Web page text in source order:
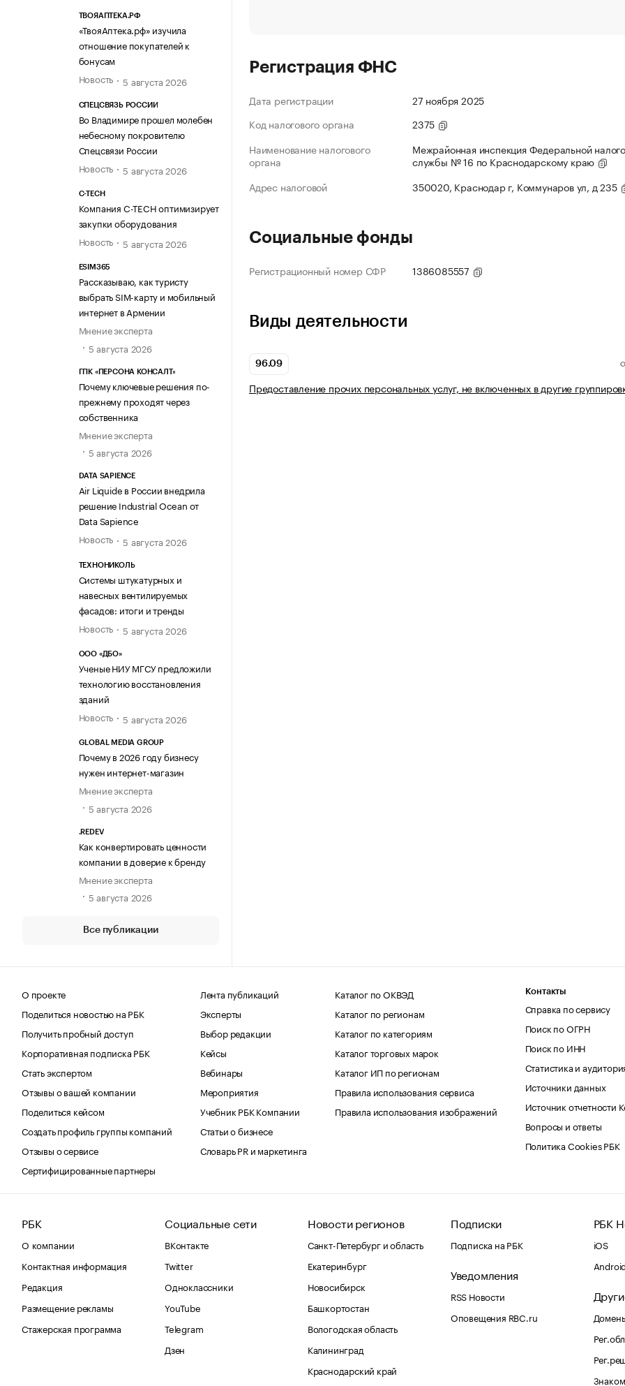
ТВОЯАПТЕКА.РФ
«ТвояАптека.рф» изучила
отношение покупателей к
бонусам
Новость
5 августа 2026
СПЕЦСВЯЗЬ РОССИИ
Во Владимире прошел молебен
небесному покровителю
Спецсвязи России
Новость
5 августа 2026
C-TECH
Компания C-TECH оптимизирует
закупки оборудования
Новость
5 августа 2026
ESIM365
Рассказываю, как туристу
выбрать SIM-карту и мобильный
интернет в Армении
Мнение эксперта
5 августа 2026
ГПК «ПЕРСОНА КОНСАЛТ»
Почему ключевые решения по-
прежнему проходят через
собственника
Мнение эксперта
5 августа 2026
DATA SAPIENCE
Air Liquide в России внедрила
решение Industrial Ocean от
Data Sapience
Новость
5 августа 2026
ТЕХНОНИКОЛЬ
Системы штукатурных и
навесных вентилируемых
фасадов: итоги и тренды
Новость
5 августа 2026
ООО «ДБО»
Ученые НИУ МГСУ предложили
технологию восстановления
зданий
Новость
5 августа 2026
GLOBAL MEDIA GROUP
Почему в 2026 году бизнесу
нужен интернет-магазин
Мнение эксперта
5 августа 2026
.REDEV
Как конвертировать ценности
компании в доверие к бренду
Мнение эксперта
5 августа 2026
Все публикации
Регистрация ФНС
Дата регистрации
27 ноября 2025
Код налогового органа
2375
Наименование налогового
органа
Межрайонная инспекция Федеральной
службы № 16 по Краснодарскому краю
Адрес налоговой
350020, Краснодар г, Коммунаров ул, д 235
Социальные фонды
Регистрационный номер СФР 1386085557
Виды деятельности
96.09
Предоставление прочих персональных услуг, не включенных в другие
О проекте
Поделиться новостью на РБК
Получить пробный доступ
Корпоративная подписка РБК
Стать экспертом
Отзывы о вашей компании
Поделиться кейсом
Создать профиль группы компаний
Отзывы о сервисе
Сертифицированные партнеры
Лента публикаций
Эксперты
Выбор редакции
Кейсы
Вебинары
Мероприятия
Учебник РБК Компании
Статьи о бизнесе
Словарь PR и маркетинга
Каталог по ОКВЭД
Каталог по регионам
Каталог по категориям
Каталог торговых марок
Каталог ИП по регионам
Правила использования сервиса
Правила использования изображений
Контакты
Справка по сервису
Поиск по ОГРН
Поиск по ИНН
Статистика и
Источники данных
Источник отчетности
Вопросы и ответы
Политика Cookies РБК
РБК
О компании
Контактная информация
Редакция
Размещение рекламы
Стажерская программа
Социальные сети
ВКонтакте
Twitter
Одноклассники
YouTube
Telegram
Дзен
Новости регионов
Санкт-Петербург и область
Екатеринбург
Новосибирск
Башкортостан
Вологодская область
Калининград
Краснодарский край
Подписки
Подписка на РБК
Уведомления
RSS Новости
Оповещения RBC.ru
РБК
iOS